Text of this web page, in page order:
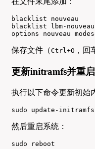
blacklist nouveau
blacklist lbm-nouveau
options nouveau
保存文件（Ctrl+O ，回
更新initramfs并重启
执行以下命令更新初始
sudo update-
然后重启系统：
sudo reboot